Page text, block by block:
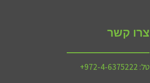
צרו קשר
טל: 972-4-6375222+